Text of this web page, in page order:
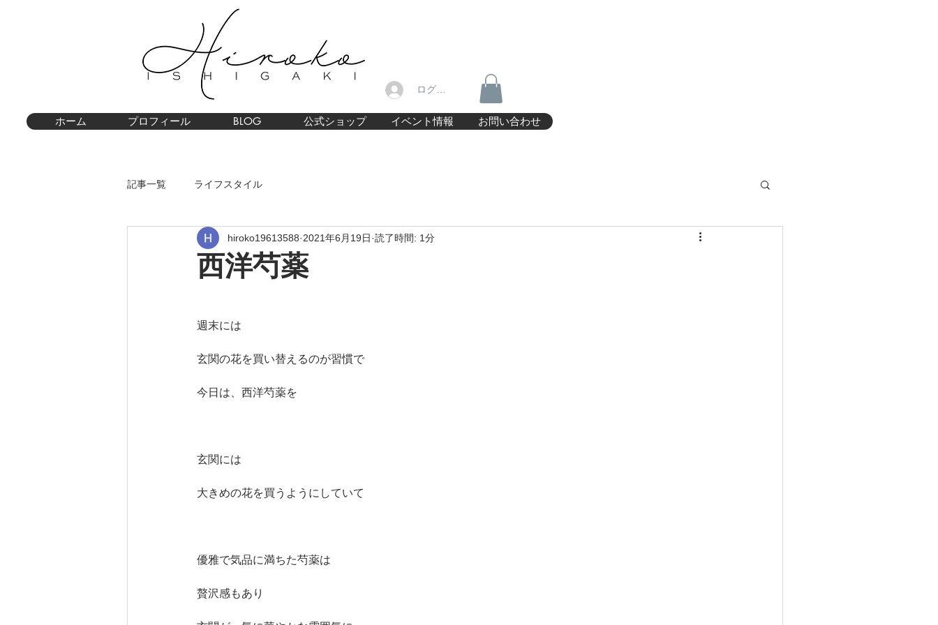
ログイン
ホーム プロフィール BLOG 公式ショップ イベント情報 お問い合わせ
記事一覧 ライフスタイル
西洋芍薬
hiroko19613588 2021年6月19日 読了時間: 1分
週末には
玄関の花を買い替えるのが習慣で
今日は、西洋芍薬を
玄関には
大きめの花を買うようにしていて
優雅で気品に満ちた芍薬は
贅沢感もあり